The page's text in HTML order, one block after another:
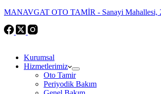
MANAVGAT OTO TAMİR - Sanayi Mahallesi,
Kurumsal
Hizmetlerimiz
Oto Tamir
Periyodik Bakım